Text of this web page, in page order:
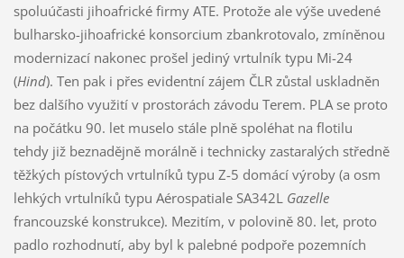
spoluúčasti jihoafrické firmy ATE. Protože ale výše uvedené
bulharsko-jihoafrické konsorcium zbankrotovalo, zmíněnou
modernizací nakonec prošel jediný vrtulník typu Mi-24
(Hind). Ten pak i přes evidentní zájem ČLR zůstal uskladněn
bez dalšího využití v prostorách závodu Terem. PLA se proto
na počátku 90. let muselo stále plně spoléhat na flotilu
tehdy již beznadějně morálně i technicky zastaralých středně
těžkých pístových vrtulníků typu Z-5 domácí výroby (a osm
lehkých vrtulníků typu Aérospatiale SA342L Gazelle
francouzské konstrukce). Mezitím, v polovině 80. let, proto
padlo rozhodnutí, aby byl k palebné podpoře pozemních